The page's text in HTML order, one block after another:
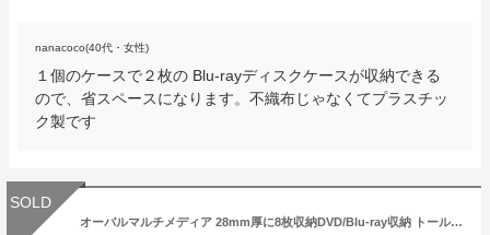
nanacoco(40代・女性)
１個のケースで２枚の Blu-rayディスクケースが収納できる
ので、省スペースになります。不織布じゃなくてプラスチッ
ク製です
SOLD
オーバルマルチメディア 28mm厚に8枚収納DVD/Blu-ray収納 トールケース ブラック 8個箱入り